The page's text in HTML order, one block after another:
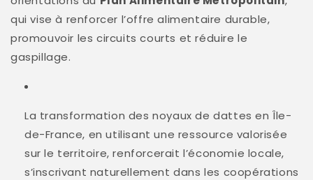
qui vise à renforcer l’offre alimentaire durable,
promouvoir les circuits courts et réduire le
gaspillage.
La transformation des noyaux de dattes en Île-
de-France, en utilisant une ressource valorisée
sur le territoire, renforcerait l’économie locale,
s’inscrivant naturellement dans les coopérations